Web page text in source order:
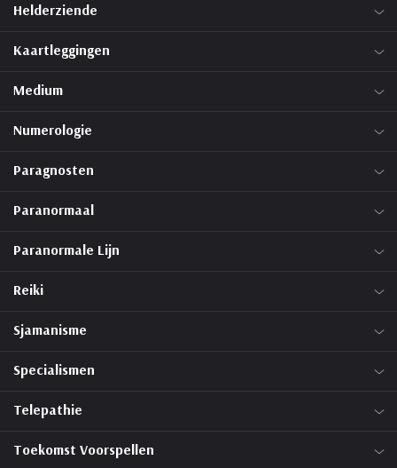
Helderziende
Kaartleggingen
Medium
Numerologie
Paragnosten
Paranormaal
Paranormale Lijn
Reiki
Sjamanisme
Specialismen
Telepathie
Toekomst Voorspellen